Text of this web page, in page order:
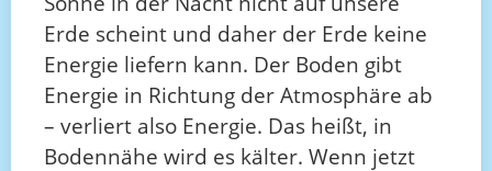
Erde scheint und daher der Erde keine
Energie liefern kann. Der Boden gibt
Energie in Richtung der Atmosphäre ab
– verliert also Energie. Das heißt, in
Bodennähe wird es kälter. Wenn jetzt